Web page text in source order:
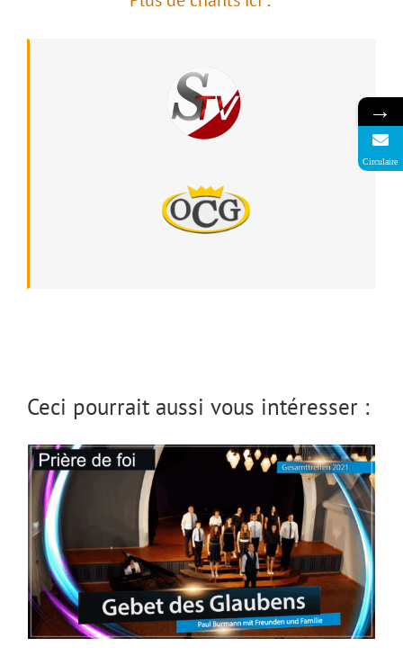
Ceci pourrait aussi vous intéresser :
NOUVEAU : L’académie OCG avec Ivo
→
Circulaire